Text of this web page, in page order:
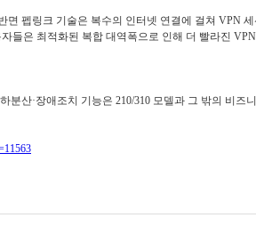
펩링크 기술은 복수의 인터넷 연결에 걸쳐 VPN
들은 최적화된 복합 대역폭으로 인해 더 빨라진
분산·장애조치 기능은 210/310 모델과 그 밖의 비즈